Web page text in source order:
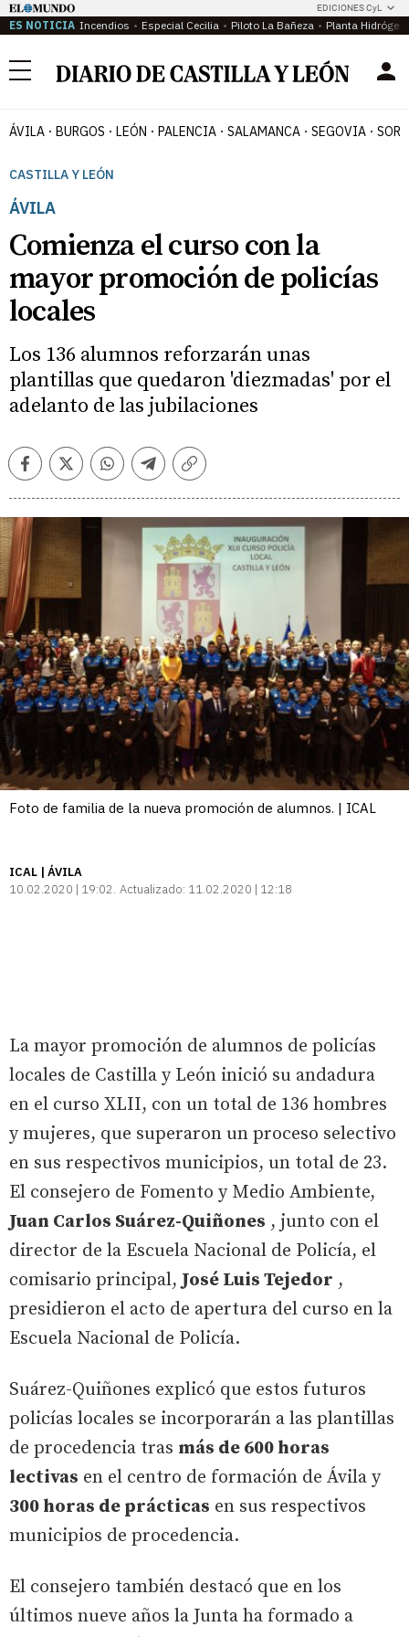
EDICIONES CyL
ES NOTICIA Incendios Especial Cecilia Piloto La Bañeza Planta
Menú
ÁVILA BURGOS LEÓN PALENCIA SALAMANCA SEGOVIA
CASTILLA Y LEÓN
ÁVILA
Comienza el curso con la
mayor promoción de policías
locales
Los 136 alumnos reforzarán unas
plantillas que quedaron 'diezmadas' por el
adelanto de las jubilaciones
FacebookTwitterWhatsappTelegramCopiar
Foto de familia de la nueva promoción de alumnos. | ICAL
ICAL | ÁVILA
10.02.2020 | 19:02 Actualizado: 11.02.2020 | 12:18
La mayor promoción de alumnos de policías
locales de Castilla y León inició su andadura
en el curso XLII, con un total de 136 hombres
y mujeres, que superaron un proceso selectivo
en sus respectivos municipios, un total de 23.
El consejero de Fomento y Medio Ambiente,
Juan Carlos Suárez-Quiñones , junto con el
director de la Escuela Nacional de Policía, el
comisario principal, José Luis Tejedor ,
presidieron el acto de apertura del curso en la
Escuela Nacional de Policía.
Suárez-Quiñones explicó que estos futuros
policías locales se incorporarán a las plantillas
de procedencia tras más de 600 horas
lectivas en el centro de formación de Ávila y
300 horas de prácticas en sus respectivos
municipios de procedencia.
El consejero también destacó que en los
últimos nueve años la Junta ha formado a